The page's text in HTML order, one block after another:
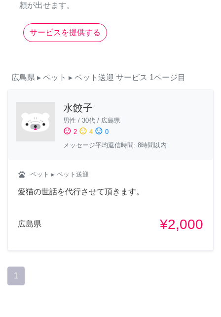
頼が出せます。
サービスを提供する
広島県 ▸ ペット ▸ ペット送迎 サービス 1ページ目
水餃子
男性 / 30代 / 広島県
sentiment_satisfied 2 sentiment_neutral 4 sentiment_dissatisfied 0
メッセージ平均返信時間: 8時間以内
pets ペット ▸ ペット送迎
愛猫の世話を代行させて頂きます。
広島県 ¥2,000
1